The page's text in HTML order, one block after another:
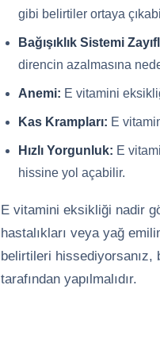
gibi belirtiler ortaya
Bağışıklık Sistemi
direncin azalmasına
Anemi: E vitamini
Kas Krampları: E
Hızlı Yorgunluk: E
hissine yol açabilir.
E vitamini eksikliği nadir
hastalıkları veya yağ
belirtileri hissediyorsanız,
tarafından yapılmalıdır.